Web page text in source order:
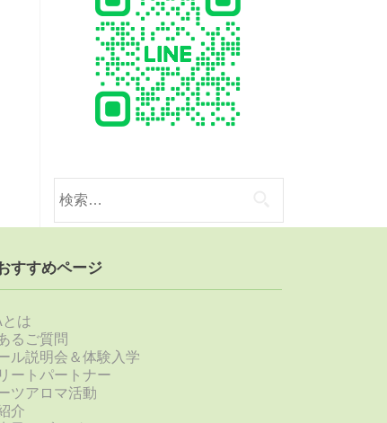
索:
すすめページ
は
るご質問
ル説明会＆体験入学
ートパートナー
ツアロマ活動
介